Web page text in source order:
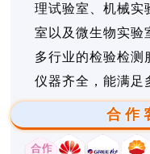
理试验室、机械实
室以及微生物实验
多行业的检验检测
仪器齐全，能满足
合作